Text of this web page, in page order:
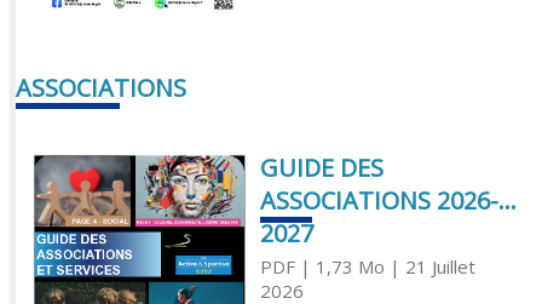
ASSOCIATIONS
GUIDE DES
ASSOCIATIONS 2026-
2027
PDF| 1,73 Mo | 21 Juillet
2026